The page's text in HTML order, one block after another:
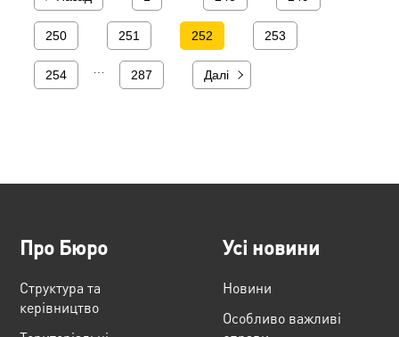
250 251 252 253
254 287 Далі
Про Бюро
Структура та
керівництво
Усі новини
Новини
Особливо важливі